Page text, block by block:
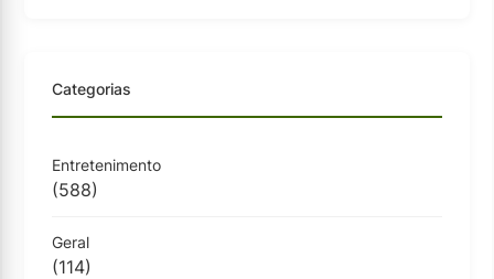
Categorias
Entretenimento
(588)
Geral
(114)